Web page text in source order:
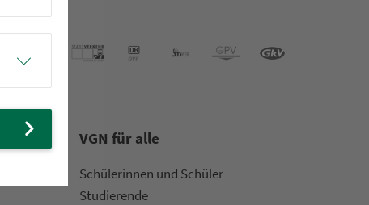
VGN für alle
Schülerinnen und Schüler
Stu­die­rende